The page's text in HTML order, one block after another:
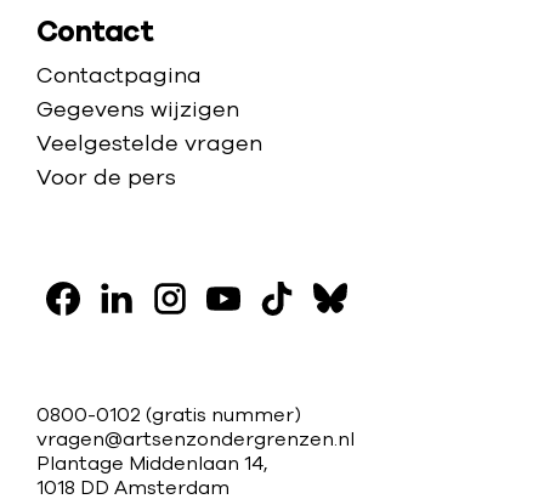
Contact
Contactpagina
Gegevens wijzigen
Veelgestelde vragen
Voor de pers
V
o
g
o
n
c
e
b
n
k
e
t
a
t
u
t
o
e
C
o
0800-0102 (gratis nummer)
vragen@artsenzondergrenzen.nl
Plantage Middenlaan 14,
1018 DD Amsterdam